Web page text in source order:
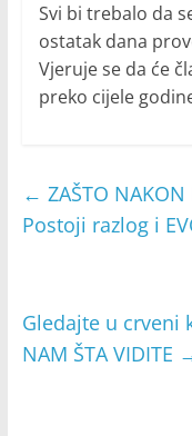
Svi bi trebalo da
ostatak dana
Vjeruje se da će
preko cijele
← ZAŠTO NAKON
Postoji razlog i
Gledajte u crveni
NAM ŠTA VIDITE